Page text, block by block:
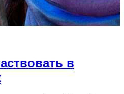
в